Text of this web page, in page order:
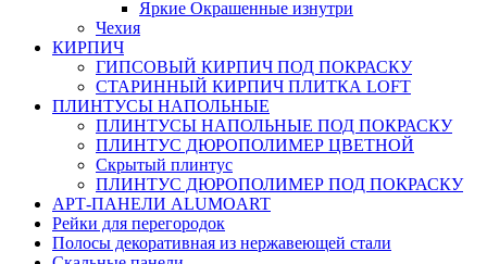
Яркие Окрашенные изнутри
Чехия
КИРПИЧ
ГИПСОВЫЙ КИРПИЧ ПОД ПОКРАСКУ
СТАРИННЫЙ КИРПИЧ ПЛИТКА LOFT
ПЛИНТУСЫ НАПОЛЬНЫЕ
ПЛИНТУСЫ НАПОЛЬНЫЕ ПОД ПОКРАСКУ
ПЛИНТУС ДЮРОПОЛИМЕР ЦВЕТНОЙ
Скрытый плинтус
ПЛИНТУС ДЮРОПОЛИМЕР ПОД ПОКРАСКУ
АРТ-ПАНЕЛИ ALUMOART
Рейки для перегородок
Полосы декоративная из нержавеющей стали